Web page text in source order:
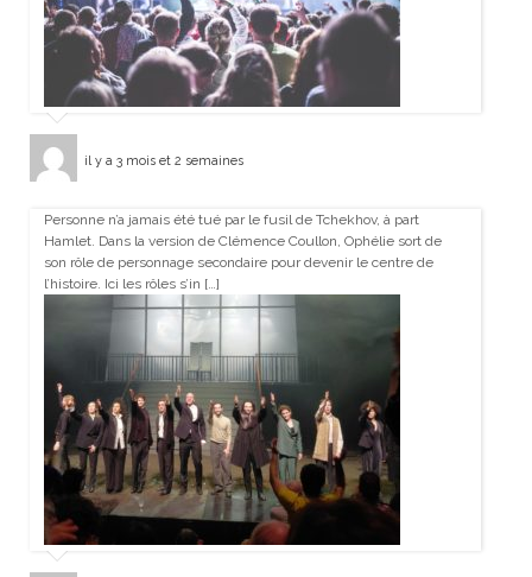
il y a 3 mois et 2 semaines
Personne n’a jamais été tué par le fusil de Tchekhov, à part
Hamlet. Dans la version de Clémence Coullon, Ophélie sort de
son rôle de personnage secondaire pour devenir le centre de
l’histoire. Ici les rôles s’in […]